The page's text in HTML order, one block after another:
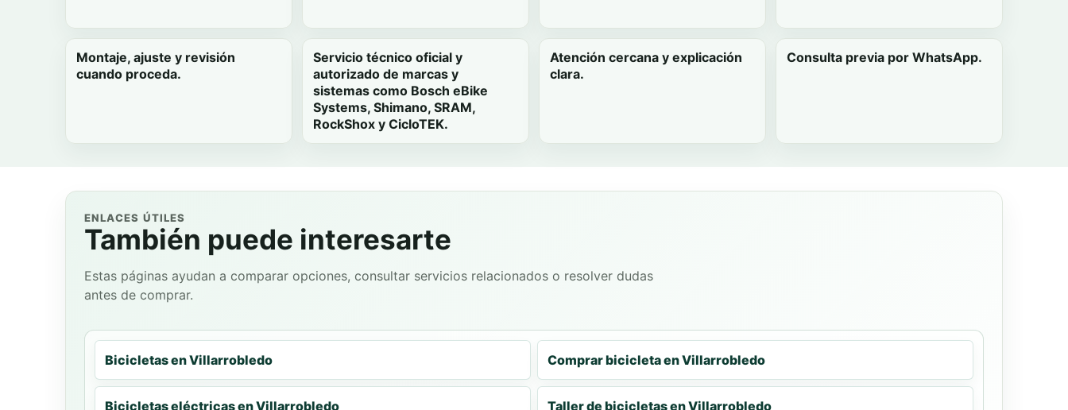
Montaje, ajuste y revisión
cuando proceda.
Servicio técnico oficial y
autorizado de marcas y
sistemas como Bosch eBike
Systems, Shimano, SRAM,
RockShox y CicloTEK.
Atención cercana y explicación
clara.
Consulta previa por WhatsApp.
ENLACES ÚTILES
También puede interesarte
Estas páginas ayudan a comparar opciones, consultar servicios relacionados o resolver dudas
antes de comprar.
Bicicletas en Villarrobledo Comprar bicicleta en Villarrobledo
Bicicletas eléctricas en Villarrobledo Taller de bicicletas en Villarrobledo